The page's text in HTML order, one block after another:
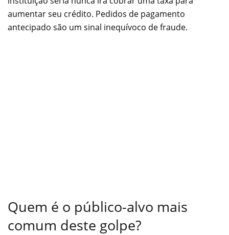
aumentar seu crédito. Pedidos de pagamento
antecipado são um sinal inequívoco de fraude.
Quem é o público-alvo mais
comum deste golpe?